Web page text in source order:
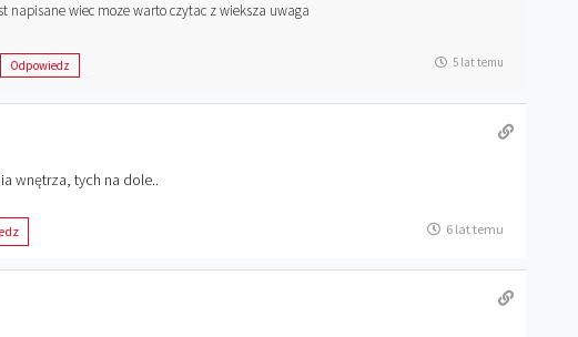
napisane wiec moze warto czytac z wieksza uwaga
Odpowiedz 5 lat temu
wnętrza, tych na dole..
6 lat temu